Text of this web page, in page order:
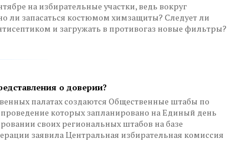
на избирательные участки, ведь вокруг
ли запасаться костюмом химзащиты? Следует ли
и загружать в противогаз новые фильтры?
о доверии?
палатах создаются Общественные штабы по
которых запланировано на Единый день
своих региональных штабов на базе
заявила Центральная избирательная комиссия